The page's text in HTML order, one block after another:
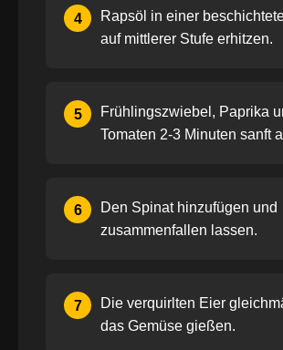
4
Rapsöl in einer
auf mittlerer Stufe erhitzen.
5
Frühlingszwiebel, Paprika
Tomaten 2-3 Minuten sanft
6
Den Spinat hinzufügen und
zusammenfallen lassen.
7
Die verquirlten Eier
das Gemüse gießen.